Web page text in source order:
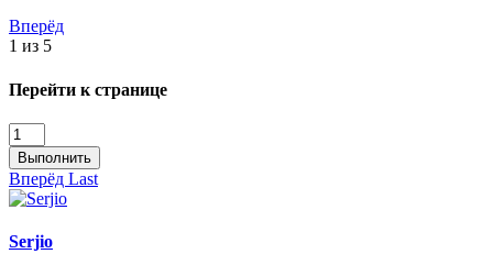
Вперёд
1 из 5
Перейти к странице
Выполнить
Вперёд Last
Serjio